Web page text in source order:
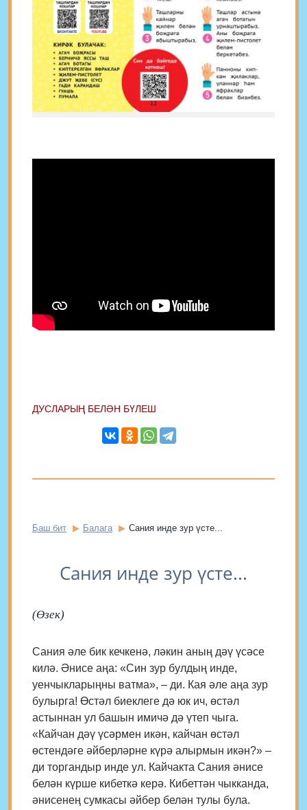
ДУСЛАРЫҢ БЕЛӘН БҮЛЕШ
Баш бит Балага Сания инде зур үсте...
Сания инде зур үсте...
(Өзек)
Сания әле бик кечкенә, ләкин аның дәү үсәсе
килә. Әнисе аңа: «Син зур булдың инде,
уенчыкларыңны ватма», – ди. Кая әле аңа зур
булырга! Өстәл биеклеге дә юк ич, өстәл
астыннан ул башын имичә дә үтеп чыга.
«Кайчан дәү үсәрмен икән, кайчан өстәл
өстендәге әйберләрне күрә алырмын икән?» –
ди торгандыр инде ул. Кайчакта Сания әнисе
белән күрше кибеткә керә. Кибеттән чыкканда,
әнисенең сумкасы әйбер белән тулы була.